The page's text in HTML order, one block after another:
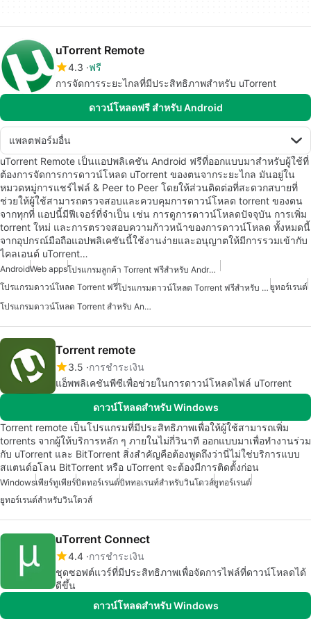
uTorrent Remote
4.3 ฟรี
การจัดการระยะไกลที่มีประสิทธิภาพสำหรับ uTorrent
ดาวน์โหลดฟรี สำหรับ Android
แพลตฟอร์มอื่น
uTorrent Remote เป็นแอปพลิเคชัน Android ฟรีที่ออกแบบมาสำหรับผู้ใช้ที่
ต้องการจัดการการดาวน์โหลด uTorrent ของตนจากระยะไกล มันอยู่ใน
หมวดหมู่การแชร์ไฟล์ & Peer to Peer โดยให้ส่วนติดต่อที่สะดวกสบายที่
ช่วยให้ผู้ใช้สามารถตรวจสอบและควบคุมการดาวน์โหลด torrent ของตน
จากทุกที่ แอปนี้มีฟีเจอร์ที่จำเป็น เช่น การดูการดาวน์โหลดปัจจุบัน การเพิ่ม
torrent ใหม่ และการตรวจสอบความก้าวหน้าของการดาวน์โหลด ทั้งหมดนี้
จากอุปกรณ์มือถือแอปพลิเคชันนี้ใช้งานง่ายและอนุญาตให้มีการรวมเข้ากับ
ไคลเอนต์ uTorrent…
AndroidWeb apps
โปรแกรมลูกค้า Torrent ฟรีสำหรับ Android
โปรแกรมดาวน์โหลด Torrent ฟรี
โปรแกรมดาวน์โหลด Torrent ฟรีสำหรับ Android ยูทอร์เรนต์
โปรแกรมดาวน์โหลด Torrent สำหรับ Android
Torrent remote
3.5 การชำระเงิน
แอ็พพลิเคชันพีซีเพื่อช่วยในการดาวน์โหลดไฟล์ uTorrent
ดาวน์โหลดสำหรับ Windows
Torrent remote เป็นโปรแกรมที่มีประสิทธิภาพเพื่อให้ผู้ใช้สามารถเพิ่ม
torrents จากผู้ให้บริการหลัก ๆ ภายในไม่กี่วินาที ออกแบบมาเพื่อทำงานร่วม
กับ uTorrent และ BitTorrent สิ่งสำคัญคือต้องพูดถึงว่านี่ไม่ใช่บริการแบบ
สแตนด์อโลน BitTorrent หรือ uTorrent จะต้องมีการติดตั้งก่อน
Windowsเพียร์ทูเพียร์บิตทอร์เรนต์บิททอเรนท์สำหรับวินโดวส์ยูทอร์เรนต์
ยูทอร์เรนต์สำหรับวินโดวส์
uTorrent Connect
4.4 การชำระเงิน
ชุดซอฟต์แวร์ที่มีประสิทธิภาพเพื่อจัดการไฟล์ที่ดาวน์โหลดได้
ดีขึ้น
ดาวน์โหลดสำหรับ Windows